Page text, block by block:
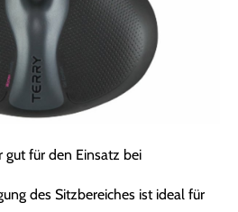
gut für den Einsatz bei
des Sitzbereiches ist ideal für